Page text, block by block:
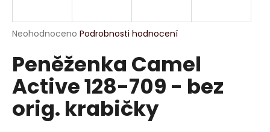
Průměrné
produktu
je
0,0
z
5
hvězdiček.
Neohodnoceno Podrobnosti hodnocení
Peněženka Camel
Active 128-709 - bez
orig. krabičky
j
t
?